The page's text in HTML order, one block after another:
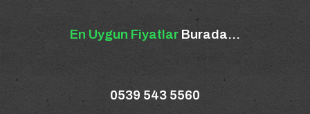
En Uygun Fiyatlar Burada...
0539 543 5560